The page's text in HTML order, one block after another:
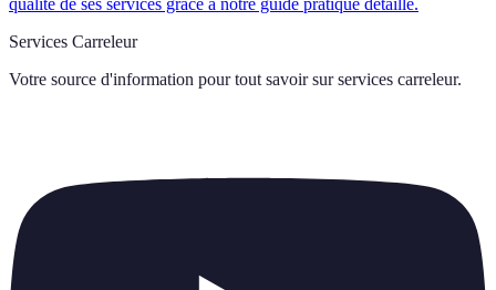
qualité de ses services grâce à notre guide pratique détaillé.
Services Carreleur
Votre source d'information pour tout savoir sur services carreleur.